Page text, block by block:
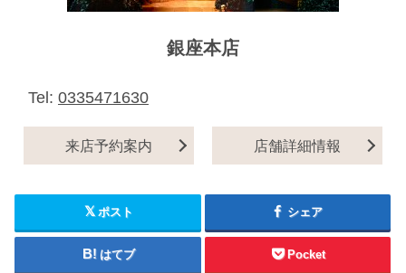
銀座本店
Tel: 0335471630
来店予約案内 店舗詳細情報
ポスト シェア
はてブ Pocket